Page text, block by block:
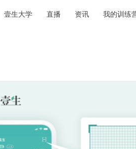
壹生大学 直播 资讯 我的训练